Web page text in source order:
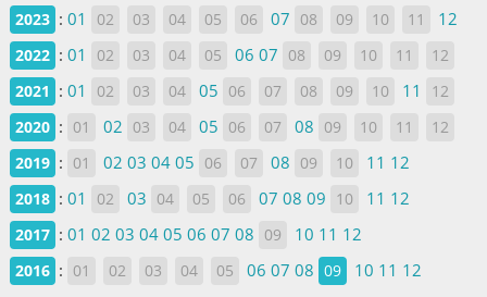
2023 : 01 02 03 04 05 06 07 08 09 10 11 12
2022 : 01 02 03 04 05 06 07 08 09 10 11
12
2021 : 01 02 03 04 05 06 07 08 09 10 11
12
2020 : 01 02 03 04 05 06 07 08 09 10 11
12
2019 : 01 02 03 04 05 06 07 08 09 10 11 12
2018 : 01 02 03 04 05 06 07 08 09 10 11 12
2017 : 01 02 03 04 05 06 07 08 09 10 11 12
2016 : 01 02 03 04 05 06 07 08 09 10 11 12